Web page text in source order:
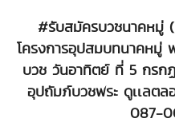
#รับสมัครบวชนาคหมู่ (
โครงการอุปสมบทนาคหมู่
บวช วันอาทิตย์ ที่ 5 กรกฏ
อุปถัมภ์บวชพระ ดูเเลตล
087-